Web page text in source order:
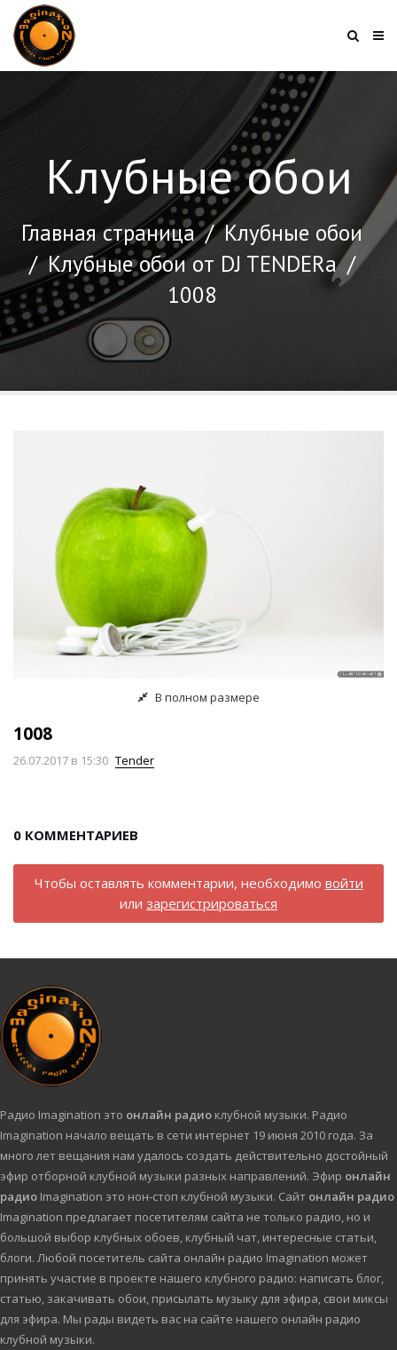
Клубные обои
Главная страница /Клубные обои
/Клубные обои от DJ TENDERа /
1008
В полном размере
1008
26.07.2017 в 15:30 Tender
0 КОММЕНТАРИЕВ
Чтобы оставлять комментарии, необходимо войти
или зарегистрироваться
Радио Imagination это онлайн радио клубной музыки. Радио
Imagination начало вещать в сети интернет 19 июня 2010 года. За
много лет вещания нам удалось создать действительно достойный
эфир отборной клубной музыки разных направлений. Эфир онлайн
радио Imagination это нон-стоп клубной музыки. Сайт онлайн радио
Imagination предлагает посетителям сайта не только радио, но и
большой выбор клубных обоев, клубный чат, интересные статьи,
блоги. Любой посетитель сайта онлайн радио Imagination может
принять участие в проекте нашего клубного радио: написать блог,
статью, закачивать обои, присылать музыку для эфира, свои миксы
для эфира. Мы рады видеть вас на сайте нашего онлайн радио
клубной музыки.